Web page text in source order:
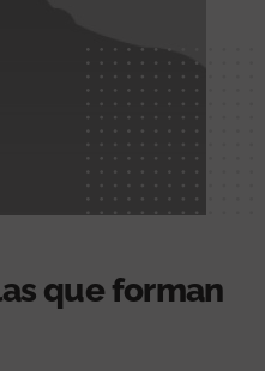
que forman